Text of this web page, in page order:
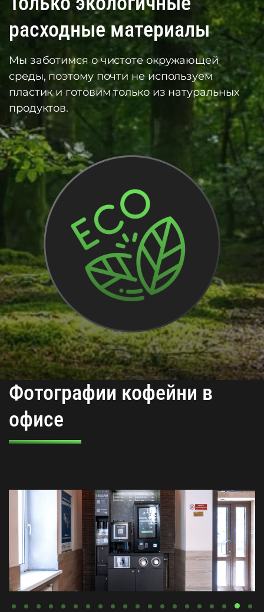
расходные материалы
Мы заботимся о чистоте окружающей
среды, поэтому почти не используем
пластик и готовим только из натуральных
продуктов.
Фотографии кофейни в
офисе